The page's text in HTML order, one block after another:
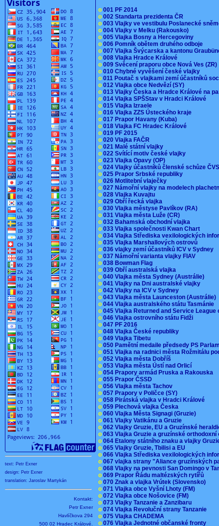
text: Petr Exner
design: Petr Exner
translation: Jaroslav Martykán
Kontakt:
Petr Exner
Havlíčkova 294
500 02 Hradec Králové.
o 001 PF 2014
o 002 Standarta prezidenta ČR
o 003 Vlajky ve vestibulu Poslanecké
o 004 Vlajky v Melku (Rakousko)
o 005 Vlajka Bosny a Hercegoviny
o 006 Pomník obětem druhého odboje
o 007 Vlajka Švýcarska a kantonu
o 008 Vlajka Hradce Králové
o 009 Svěcení praporu obce Nová Ves
o 010 Chybné vyvěšení české vlajky
o 011 Poutač s vlajkami zemí účastníků
o 012 Vlajka obce Nedvězí (SY)
o 013 Vlajky Česka a Hradce Králové na
o 014 Vlajka SPŠStav v Hradci Králové
o 015 Vlajka Izraele
o 016 Vlajka ZZS Ústeckého kraje
o 017 Prapor Havany (Kuba)
o 018 Vlajka FC Hradec Králové
o 019 PF 2015
o 020 Vlajka FAČR
o 021 Malé státní vlajky
o 022 Svítící motiv české vlajky
o 023 Vlajka Opavy (OP)
o 024 Vlajky účastníků členské schůze
o 025 Prapor Srbské republiky
o 026 Motlitební vlaječky
o 027 Námořní vlajky na modelech
o 028 Vlajka Kuvajtu
o 029 Obří řecká vlajka
o 030 Vlajka městyse Pavlíkov (RA)
o 031 Vlajka města Luže (CR)
o 032 Bahamská obchodní vlajka
o 033 Vlajka společnosti Kwan Chart
o 034 Vlajka Střediska vexilologických
o 035 Vlajka Marshallových ostrovů
o 036 vlajky zemí účastníků ICV v Sydney
o 037 Námořní varianta vlajky FIAV
o 038 Bowman Flag
o 039 Obří australská vlajka
o 040 Vlajka města Sydney (Austrálie)
o 041 Vlajky na Dni australské vlajky
o 042 Vlajky na ICV v Sydney
o 043 Vlajka města Launceston (Austrálie)
o 044 Vlajka australského státu Tasmánie
o 045 Vlajka Returned and Service
o 046 Vlajka ostrovního státu Fidži
o 047 PF 2016
o 048 Vlajka České republiky
o 049 Vlajka Tibetu
o 050 Pamětní medaile předsedy PS
o 051 Vlajka na radnici města Rožmitálu
o 052 Vlajka města Dobříš
o 053 Vlajka města Ústí nad Orlicí
o 054 Prapory armád Pruska a Rakouska
o 055 Prapor ČSSD
o 056 Vlajka města Tachov
o 057 Prapory v Poličce (SY)
o 058 Pirátská vlajka v Hradci Králové
o 059 Plechová vlajka Česka
o 060 Vlajka Města Signagi (Gruzie)
o 061 Vlajky Vatikánu a Gruzie
o 062 Vlajky Gruzie, EU a Gruzínské
o 063 Vlajka Gruzie a gruzínské
o 064 Etalony státního znaku a vlajky
o 065 Vlajky Gruzie, Tbilisi a EU
o 066 Vlajka Střediska vexilologických
o 067 vlajka strany "Aliance gruzínských
o 068 Vlajky na pevnosti San Domingo v
o 069 Prapor Řádu maltézských rytířů
o 070 Znak a vlajka Vrútek (Slovensko)
o 071 Vlajka obce Vyšní Lhoty (FM)
o 072 Vlajka obce Nošovice (FM)
o 073 Vlajky Tanzanie a Zanzibaru
o 074 Vlajka Revoluční strany Tanzanie
o 075 Vlajka CHADEMA
o 076 Vlajka Jednotné občanské fronty